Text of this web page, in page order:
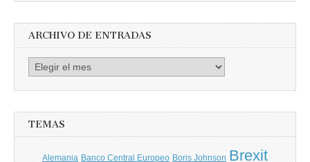
ARCHIVO DE ENTRADAS
Archivo
TEMAS
Alemania Banco Central Europeo Boris Johnson Brexit